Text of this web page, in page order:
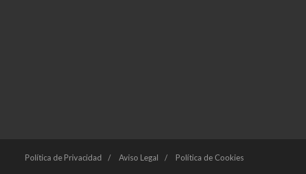
Política de Privacidad Aviso Legal Política de Cookies